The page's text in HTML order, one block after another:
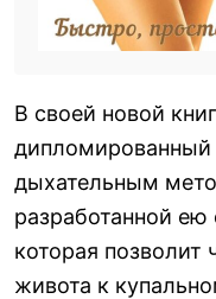
В своей новой
дипломированный
дыхательным
разработанной ею
которая позволит
живота к